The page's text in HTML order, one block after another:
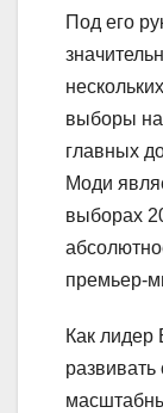
Под его
выборы
главных
Моди
выборах
премьер-
Как
развивать